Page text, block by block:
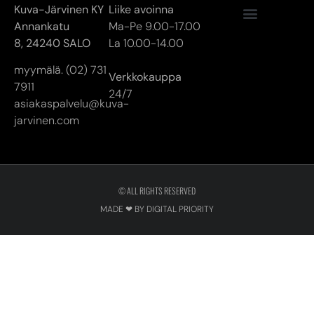
Kuva-Järvinen KY
Annankatu
8, 24240 SALO
myymälä. (02) 731
7911
asiakaspalvelu@kuva-
jarvinen.com
Liike avoinna
Ma-Pe 9.00-17.00
La 10.00-14.00
Verkkokauppa
24/7
© ALL RIGHTS RESERVED
MADE ❤ BY DIGITAL PRIORITY